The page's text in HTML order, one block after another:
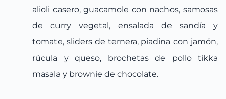
alioli casero, guacamole con nachos, samosas
de curry vegetal, ensalada de sandía y
tomate, sliders de ternera, piadina con jamón,
rúcula y queso, brochetas de pollo tikka
masala y brownie de chocolate.